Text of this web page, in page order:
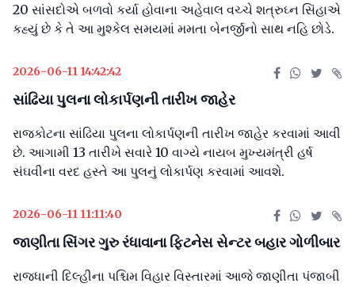
20 સાંસદોએ બળવો કર્યા હોવાના અહેવાલ વચ્ચે શત્રુઘ્ન સિંહાએ
કહ્યું છે કે તે આ મુશ્કેલ સમયમાં મમતા બેનર્જીનો સાથ નહિ છોડે.
2026-06-11 14:42:42
સાંઢિયા પુલના લોકાર્પણની તારીખ જાહેર
રાજકોટના સાંઢિયા પુલના લોકાર્પણની તારીખ જાહેર કરવામાં આવી
છે. આગામી 13 તારીખે સવારે 10 વાગ્યે નાયબ મુખ્યમંત્રી હર્ષ
સંઘવીના વરદ હસ્તે આ પુલનું લોકાર્પણ કરવામાં આવશે.
2026-06-11 11:11:40
જાણીતા સિંગર ગુરુ રંધાવાના ફિટનેસ સેન્ટર બહાર ગોળીબાર
રાજધાની દિલ્હીના પશ્ચિમ વિહાર વિસ્તારમાં આજે જાણીતા પંજાબી